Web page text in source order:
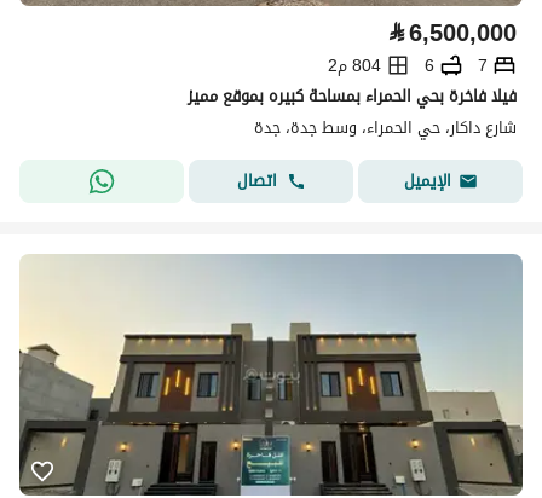
⃁6,500,000
7
6
804 م2
فيلا فاخرة بحي الحمراء بمساحة كبيره بموقع مميز
شارع داكار، حي الحمراء، وسط جدة، جدة
الإيميل
اتصال